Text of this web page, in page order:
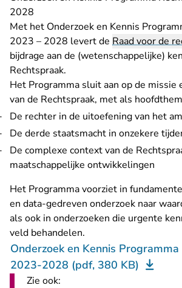
2028
Met het Onderzoek en Kennis
2023 – 2028 levert de Raad voor de
bijdrage aan de (wetenschappelijke)
Rechtspraak.
Het Programma sluit aan op de missie
van de Rechtspraak, met als
De rechter in de uitoefening van het
De derde staatsmacht in onzekere
De complexe context van de
maatschappelijke ontwikkelingen
Het Programma voorziet in
en data-gedreven onderzoek naar
als ook in onderzoeken die urgente
veld behandelen.
Onderzoek en Kennis
2023-2028 (pdf, 380 KB)
Zie ook: